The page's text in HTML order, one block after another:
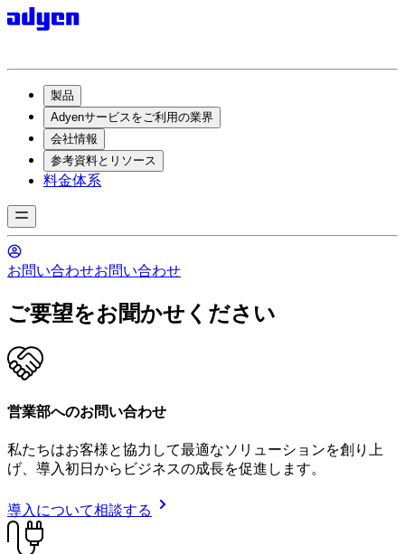
製品
Adyenサービスをご利用の業界
会社情報
参考資料とリソース
料金体系
お問い合わせお問い合わせ
ご要望をお聞かせください
営業部へのお問い合わせ
私たちはお客様と協力して最適なソリューションを創り上
げ、導入初日からビジネスの成長を促進します。
導入について相談する